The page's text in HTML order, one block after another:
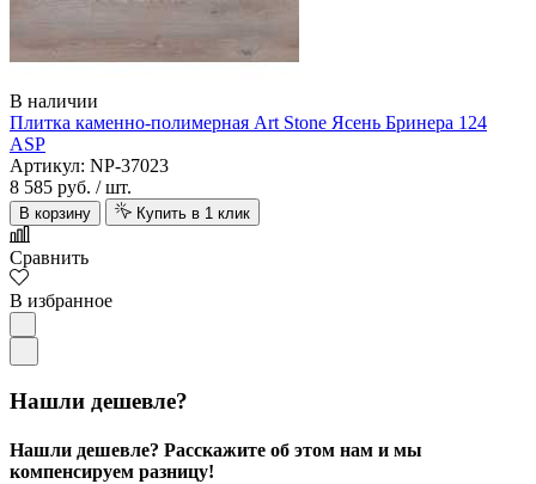
В наличии
Плитка каменно-полимерная Art Stone Ясень Бринера 124
ASP
Артикул: NP-37023
8 585 руб. / шт.
В корзину Купить в 1 клик
Сравнить
В избранное
Нашли дешевле?
Нашли дешевле? Расскажите об этом нам и мы
компенсируем разницу!